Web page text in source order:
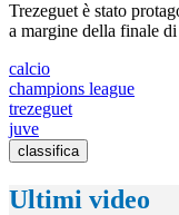
Trezeguet è stato
a margine della finale
calcio
champions league
trezeguet
juve
classifica
Ultimi video